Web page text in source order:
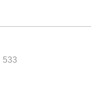
533